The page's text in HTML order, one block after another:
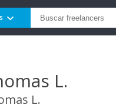
L.
L.